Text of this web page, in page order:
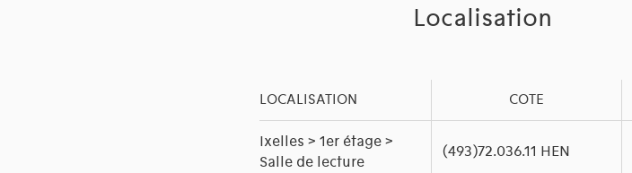
Localisation
LOCALISATION COTE
Ixelles > 1er étage >
Salle de lecture
(493)72.036.11 HEN